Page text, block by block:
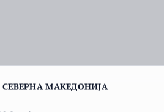
МАКЕДОНИЈА